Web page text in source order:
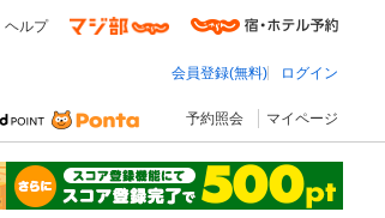
ヘルプ
会員登録(無料) ログイン
予約照会 マイページ